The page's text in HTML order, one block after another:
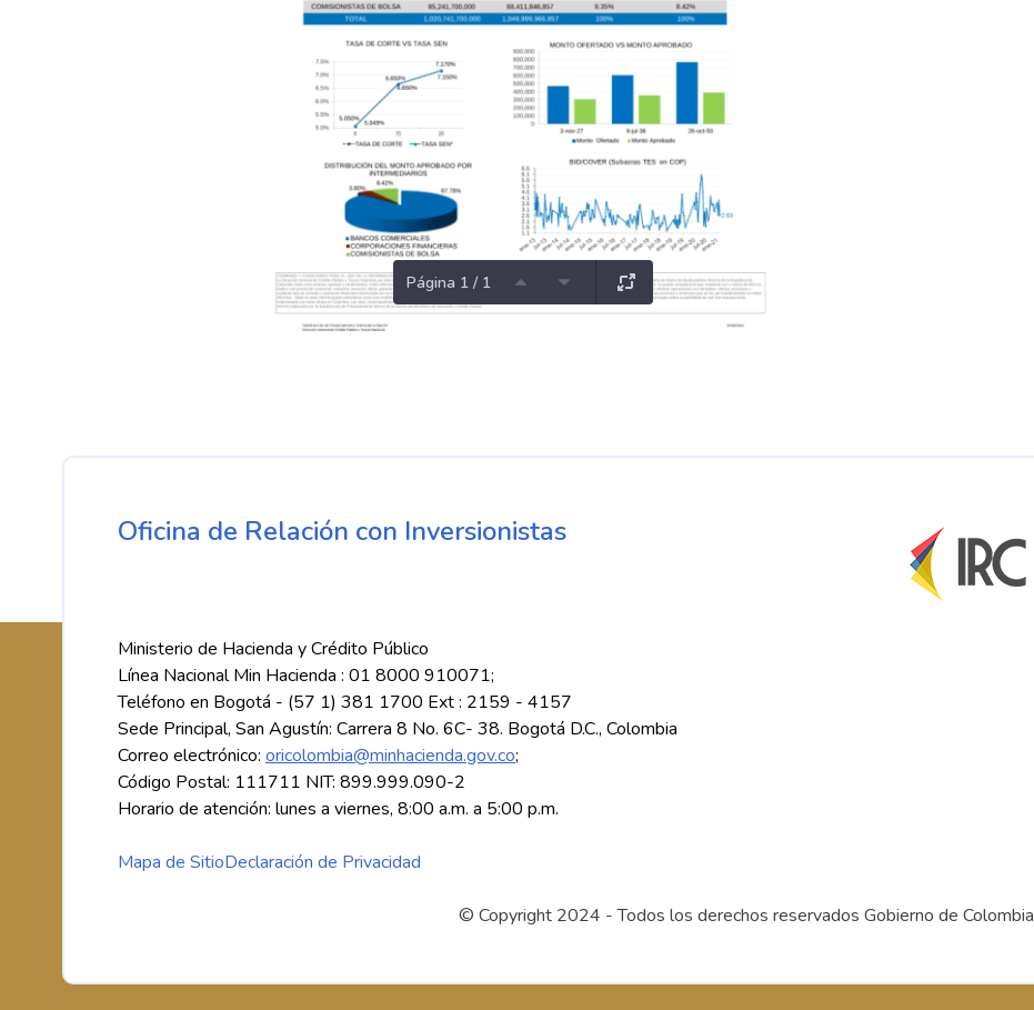
Página 1 / 1
Oficina de Relación con Inversionistas
Ministerio de Hacienda y Crédito Público
Línea Nacional Min Hacienda : 01 8000 910071;
Teléfono en Bogotá - (57 1) 381 1700 Ext : 2159 - 4157
Sede Principal, San Agustín: Carrera 8 No. 6C- 38. Bogotá D.C., Colombia
Correo electrónico: oricolombia@minhacienda.gov.co;
Código Postal: 111711 NIT: 899.999.090-2
Horario de atención: lunes a viernes, 8:00 a.m. a 5:00 p.m.
Mapa de SitioDeclaración de Privacidad
© Copyright 2024 - Todos los derechos reservados Gobierno de Colombia